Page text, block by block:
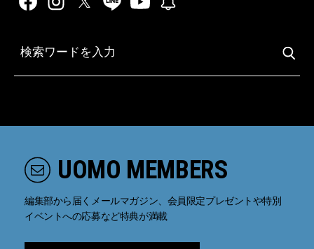
UOMO MEMBERS
編集部から届くメールマガジン、会員限定プレゼントや特別
イベントへの応募など特典が満載